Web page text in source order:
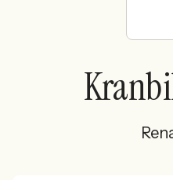
Sök med AI
Ny här? Skapa konto